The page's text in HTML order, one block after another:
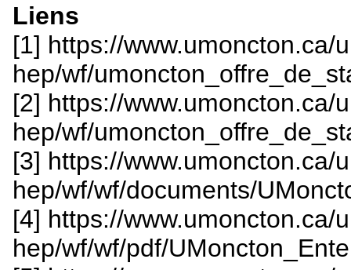
Liens
[1] https://www.umoncton.ca/
hep/wf/
[2] https://www.umoncton.ca/
hep/wf/
[3] https://www.umoncton.ca/
hep/wf/wf/documents/
[4] https://www.umoncton.ca/
hep/wf/wf/pdf/